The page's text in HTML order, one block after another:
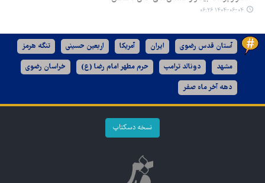
۱۴۰۴-۰۶-۰۴ ۰۶:۲۶
آستان قدس رضوی ایران آمریکا اربعین حسینی تنگه هرمز
مشهد دونالد ترامپ حرم مطهر امام رضا (ع) خراسان رضوی
دهه آخر ماه صفر
نسخه دسکتاپ